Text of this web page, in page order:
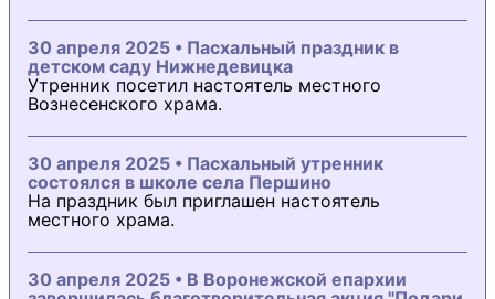
30 апреля 2025 • Пасхальный праздник в
детском саду Нижнедевицка
Утренник посетил настоятель местного
Вознесенского храма.
30 апреля 2025 • Пасхальный утренник
состоялся в школе села Першино
На праздник был приглашен настоятель
местного храма.
30 апреля 2025 • В Воронежской епархии